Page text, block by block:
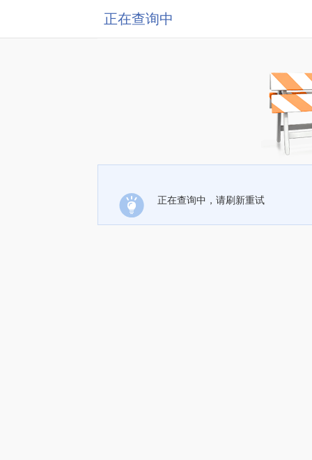
正在查询中
正在查询中，请刷新重试